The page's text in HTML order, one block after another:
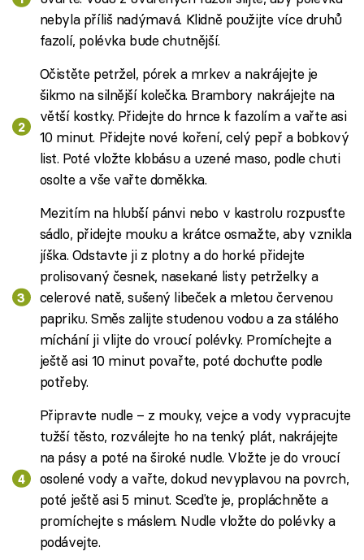
nebyla příliš nadýmavá. Klidně použijte více druhů
fazolí, polévka bude chutnější.
Očistěte petržel, pórek a mrkev a nakrájejte je
šikmo na silnější kolečka. Brambory nakrájejte na
větší kostky. Přidejte do hrnce k fazolím a vařte asi
10 minut. Přidejte nové koření, celý pepř a bobkový
list. Poté vložte klobásu a uzené maso, podle chuti
osolte a vše vařte doměkka.
Mezitím na hlubší pánvi nebo v kastrolu rozpusťte
sádlo, přidejte mouku a krátce osmažte, aby vznikla
jíška. Odstavte ji z plotny a do horké přidejte
prolisovaný česnek, nasekané listy petrželky a
celerové natě, sušený libeček a mletou červenou
papriku. Směs zalijte studenou vodou a za stálého
míchání ji vlijte do vroucí polévky. Promíchejte a
ještě asi 10 minut povařte, poté dochuťte podle
potřeby.
Připravte nudle – z mouky, vejce a vody vypracujte
tužší těsto, rozválejte ho na tenký plát, nakrájejte
na pásy a poté na široké nudle. Vložte je do vroucí
osolené vody a vařte, dokud nevyplavou na povrch,
poté ještě asi 5 minut. Sceďte je, propláchněte a
promíchejte s máslem. Nudle vložte do polévky a
podávejte.